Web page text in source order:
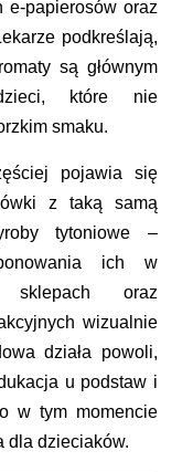
e-papierosów oraz
podkreślają,
są głównym
które nie
smaku.
pojawia się
z taką samą
tytoniowe –
ich w
sklepach oraz
wizualnie
działa powoli,
u podstaw i
w tym momencie
dla dzieciaków.